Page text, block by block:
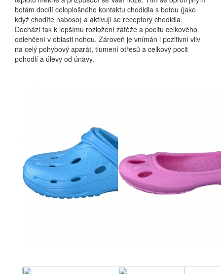
botám docílí celoplošného kontaktu chodidla s botou (jako
když chodíte naboso) a aktivují se receptory chodidla.
Dochází tak k lepšímu rozložení zátěže a pocitu celkového
odlehčení v oblasti nohou. Zároveň je vnímán i pozitivní vliv
na celý pohybový aparát, tlumení otřesů a celkový pocit
pohodlí a úlevy od únavy.